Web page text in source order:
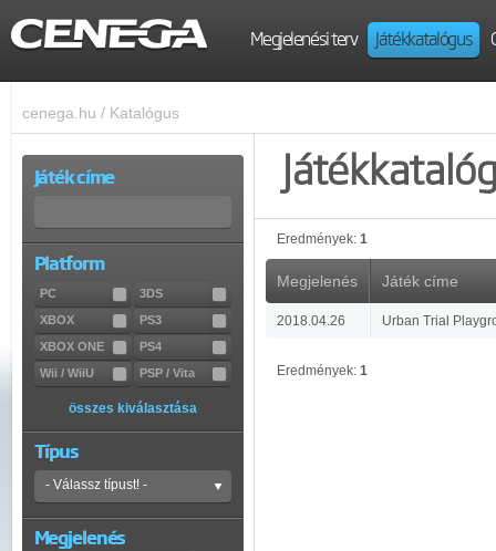
Megjelenési terv Játékkatalógus
cenega.hu / Katalógus
Játék címe
Platform
PC
3DS
XBOX
PS3
XBOX ONE
PS4
Wii / WiiU
PSP / Vita
összes kiválasztása
Típus
Megjelenés
Eredmények: 1
Megjelenés Játék címe
2018.04.26 Urban Trial
Eredmények: 1